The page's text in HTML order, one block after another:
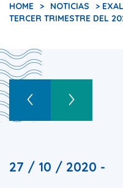
HOME > NOTICIAS
>
TERCER TRIMESTRE DEL
27 / 10 / 2020 -